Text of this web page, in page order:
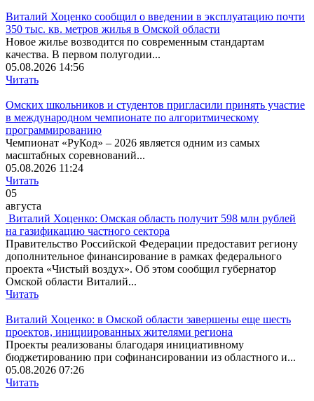
Виталий Хоценко сообщил о введении в эксплуатацию почти
350 тыс. кв. метров жилья в Омской области
Новое жилье возводится по современным стандартам
качества. В первом полугодии...
05.08.2026 14:56
Читать
Омских школьников и студентов пригласили принять участие
в международном чемпионате по алгоритмическому
программированию
Чемпионат «РуКод» – 2026 является одним из самых
масштабных соревнований...
05.08.2026 11:24
Читать
05
августа
Виталий Хоценко: Омская область получит 598 млн рублей
на газификацию частного сектора
Правительство Российской Федерации предоставит региону
дополнительное финансирование в рамках федерального
проекта «Чистый воздух». Об этом сообщил губернатор
Омской области Виталий...
Читать
Виталий Хоценко: в Омской области завершены еще шесть
проектов, инициированных жителями региона
Проекты реализованы благодаря инициативному
бюджетированию при софинансировании из областного и...
05.08.2026 07:26
Читать